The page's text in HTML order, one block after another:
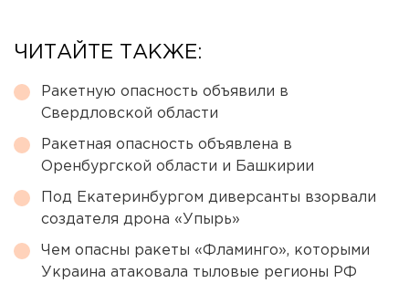
ЧИТАЙТЕ ТАКЖЕ:
Ракетную опасность объявили в
Свердловской области
Ракетная опасность объявлена в
Оренбургской области и Башкирии
Под Екатеринбургом диверсанты взорвали
создателя дрона «Упырь»
Чем опасны ракеты «Фламинго», которыми
Украина атаковала тыловые регионы РФ